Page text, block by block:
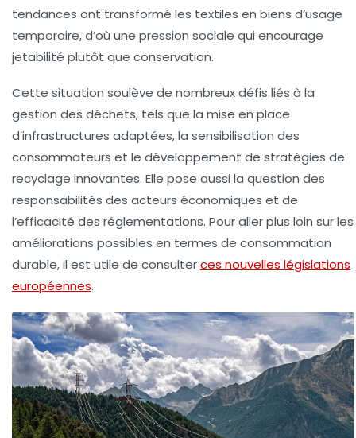
tendances ont transformé les textiles en biens d’usage
temporaire, d’où une pression sociale qui encourage
jetabilité plutôt que conservation.
Cette situation soulève de nombreux défis liés à la
gestion des déchets, tels que la mise en place
d’infrastructures adaptées, la sensibilisation des
consommateurs et le développement de stratégies de
recyclage innovantes. Elle pose aussi la question des
responsabilités des acteurs économiques et de
l’efficacité des réglementations. Pour aller plus loin sur les
améliorations possibles en termes de consommation
durable, il est utile de consulterces nouvelles législations
européennes.